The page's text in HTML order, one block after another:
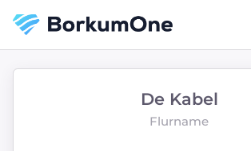
De Kabel
Flurname